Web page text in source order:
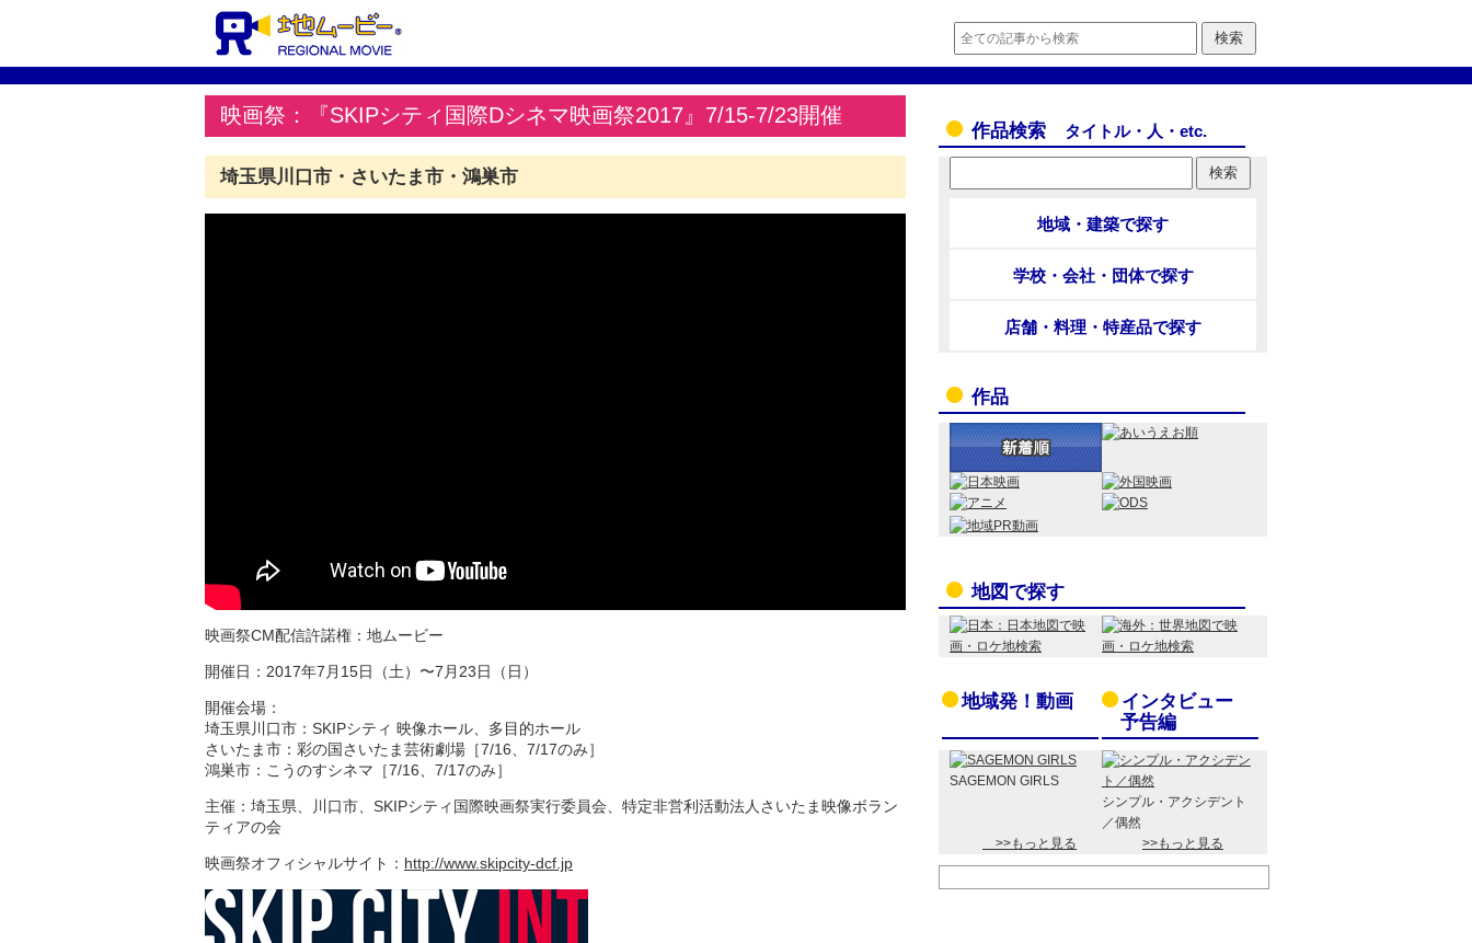
映画祭：『SKIPシティ国際Dシネマ映画祭2017』7/15-7/23開催
埼玉県川口市・さいたま市・鴻巣市
映画祭CM配信許諾権：地ムービー
開催日：2017年7月15日（土）〜7月23日（日）
開催会場：
埼玉県川口市：SKIPシティ 映像ホール、多目的ホール
さいたま市：彩の国さいたま芸術劇場［7/16、7/17のみ］
鴻巣市：こうのすシネマ［7/16、7/17のみ］
主催：埼玉県、川口市、SKIPシティ国際映画祭実行委員会、特定非営利活動法人さいたま映像ボラン
ティアの会
映画祭オフィシャルサイト： http://www.skipcity-dcf.jp
作品検索 タイトル・人・etc.
地域・建築で探す
学校・会社・団体で探す
店舗・料理・特産品で探す
作品
地図で探す
地域発！動画
インタビュー
予告編
SAGEMON GIRLS
シンプル・アクシデント
／偶然
>>もっと見る
>>もっと見る